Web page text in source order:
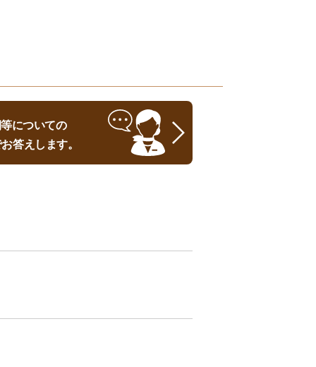
についての
答えします。